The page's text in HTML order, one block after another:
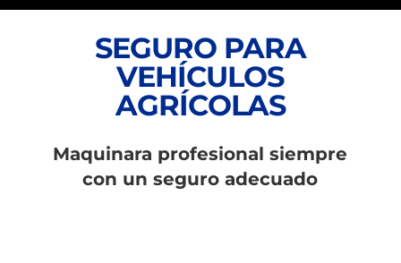
SEGURO PARA
VEHÍCULOS
AGRÍCOLAS
Maquinara profesional siempre
con un seguro adecuado